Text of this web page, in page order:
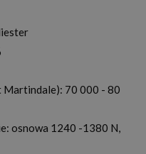
Martindale): 70 000 - 80
osnowa 1240 -1380 N,